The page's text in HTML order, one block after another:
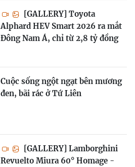
[GALLERY] Toyota
Alphard HEV Smart 2026 ra mắt
Đông Nam Á, chỉ từ 2,8 tỷ đồng
Cuộc sống ngột ngạt bên mương
đen, bãi rác ở Tứ Liên
[GALLERY] Lamborghini
Revuelto Miura 60° Homage -